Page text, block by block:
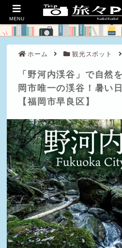
良い旅を、豊
ホーム 観光スポット
「野河内渓谷」で自然
岡市唯一の渓谷！暑い
【福岡市早良区】
MENU